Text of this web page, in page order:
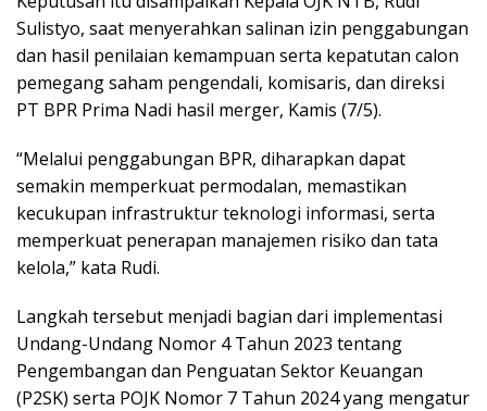
Sulistyo, saat menyerahkan salinan izin penggabungan
dan hasil penilaian kemampuan serta kepatutan calon
pemegang saham pengendali, komisaris, dan direksi
PT BPR Prima Nadi hasil merger, Kamis (7/5).
“Melalui penggabungan BPR, diharapkan dapat
semakin memperkuat permodalan, memastikan
kecukupan infrastruktur teknologi informasi, serta
memperkuat penerapan manajemen risiko dan tata
kelola,” kata Rudi.
Langkah tersebut menjadi bagian dari implementasi
Undang-Undang Nomor 4 Tahun 2023 tentang
Pengembangan dan Penguatan Sektor Keuangan
(P2SK) serta POJK Nomor 7 Tahun 2024 yang mengatur